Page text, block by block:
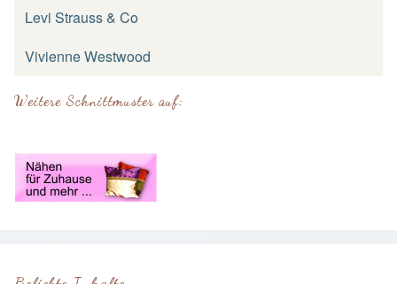
Levi Strauss & Co
Vivienne Westwood
Weitere Schnittmuster auf: